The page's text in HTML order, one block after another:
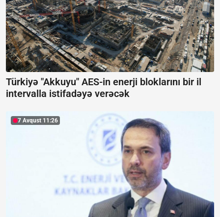
Türkiyə "Akkuyu" AES-in enerji bloklarını bir il
intervalla istifadəyə verəcək
7 Avqust 11:26